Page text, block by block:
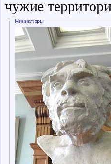
чужие
Миниатюры